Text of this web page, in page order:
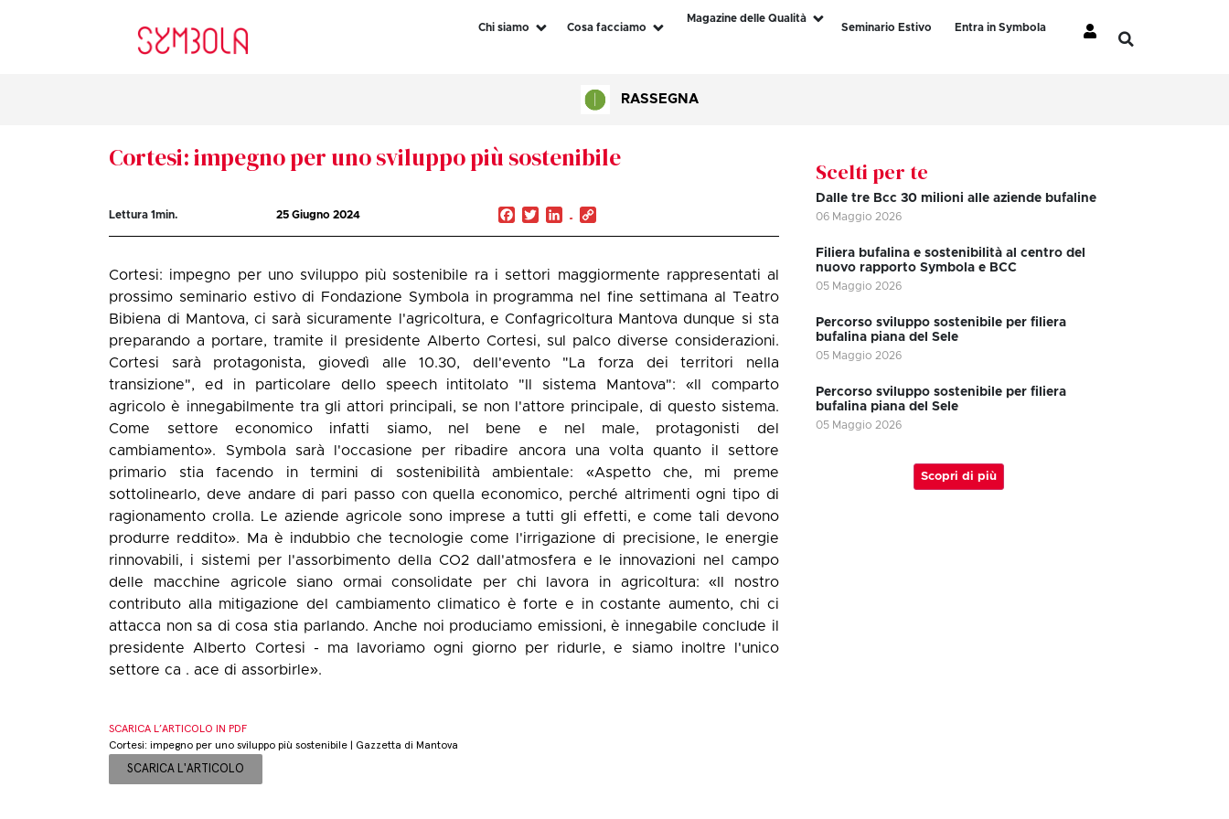
Chi siamo Cosa facciamo
Magazine delle Qualità
Seminario Estivo
Entra in Symbola
RASSEGNA
Cortesi: impegno per uno sviluppo più sostenibile
Lettura1min. 25 Giugno 2024 Facebook
TwitterLinkedIn
Cortesi: impegno per uno sviluppo più sostenibile ra i settori maggiormente rappresentati al
prossimo seminario estivo di Fondazione Symbola in programma nel fine settimana al Teatro
Bibiena di Mantova, ci sarà sicuramente l'agricoltura, e Confagricoltura Mantova dunque si sta
preparando a portare, tramite il presidente Alberto Cortesi, sul palco diverse considerazioni.
Cortesi sarà protagonista, giovedì alle 10.30, dell'evento "La forza dei territori nella
transizione", ed in particolare dello speech intitolato "Il sistema Mantova": «Il comparto
agricolo è innegabilmente tra gli attori principali, se non l'attore principale, di questo sistema.
Come settore economico infatti siamo, nel bene e nel male, protagonisti del
cambiamento». Symbola sarà l'occasione per ribadire ancora una volta quanto il settore
primario stia facendo in termini di sostenibilità ambientale: «Aspetto che, mi preme
sottolinearlo, deve andare di pari passo con quella economico, perché altrimenti ogni tipo di
ragionamento crolla. Le aziende agricole sono imprese a tutti gli effetti, e come tali devono
produrre reddito». Ma è indubbio che tecnologie come l'irrigazione di precisione, le energie
rinnovabili, i sistemi per l'assorbimento della CO2 dall'atmosfera e le innovazioni nel campo
delle macchine agricole siano ormai consolidate per chi lavora in agricoltura: «Il nostro
contributo alla mitigazione del cambiamento climatico è forte e in costante aumento, chi ci
attacca non sa di cosa stia parlando. Anche noi produciamo emissioni, è innegabile conclude il
presidente Alberto Cortesi - ma lavoriamo ogni giorno per ridurle, e siamo inoltre l'unico
settore ca . ace di assorbirle».
SCARICA L’ARTICOLO IN PDF
Cortesi: impegno per uno sviluppo più sostenibile | Gazzetta di Mantova
SCARICA L'ARTICOLO
Scelti per te
Dalle tre Bcc 30 milioni alle aziende bufaline
06 Maggio 2026
Filiera bufalina e sostenibilità al centro del
nuovo rapporto Symbola e BCC
05 Maggio 2026
Percorso sviluppo sostenibile per filiera
bufalina piana del Sele
05 Maggio 2026
Percorso sviluppo sostenibile per filiera
bufalina piana del Sele
05 Maggio 2026
Scopri di più